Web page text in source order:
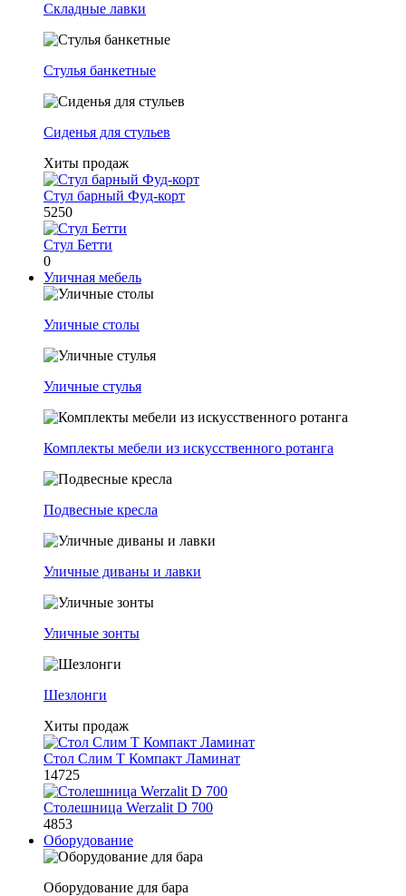
Складные лавки
Стулья банкетные
Сиденья для стульев
Хиты продаж
Стул барный Фуд-корт
5250
Стул Бетти
0
Уличная мебель
Уличные столы
Уличные стулья
Комплекты мебели из искусственного ротанга
Подвесные кресла
Уличные диваны и лавки
Уличные зонты
Шезлонги
Хиты продаж
Стол Слим Т Компакт Ламинат
14725
Столешница Werzalit D 700
4853
Оборудование
Оборудование для бара